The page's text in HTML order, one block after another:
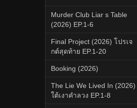
Murder Club Liar s Table
(2026) EP.1-6
Final Project (2026) โปรเจ
กต์สุดท้าย EP.1-20
Booking (2026)
The Lie We Lived In (2026)
ใต้เงาคำลวง EP.1-8